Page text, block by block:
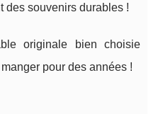
des souvenirs durables !
originale bien choisie
pour des années !